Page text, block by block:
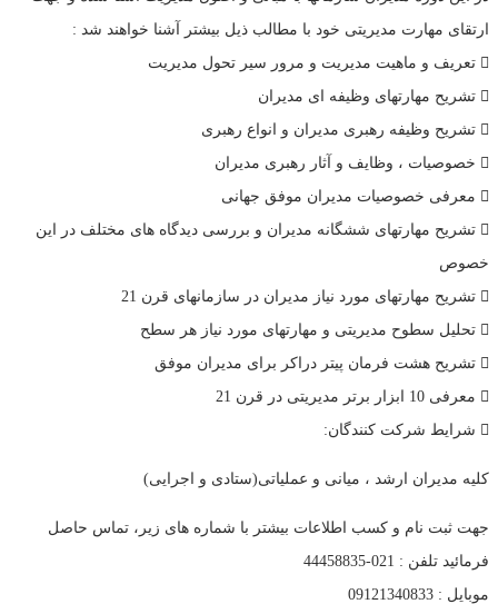
ارتقای مهارت مدیریتی خود با مطالب ذیل بیشتر آشنا خواهند شد :
تعریف و ماهیت مدیریت و مرور سیر تحول مدیریت
تشریح مهارتهای وظیفه ای مدیران
تشریح وظیفه رهبری مدیران و انواع رهبری
خصوصیات ، وظایف و آثار رهبری مدیران
معرفی خصوصیات مدیران موفق جهانی
تشریح مهارتهای ششگانه مدیران و بررسی دیدگاه های مختلف در این
خصوص
تشریح مهارتهای مورد نیاز مدیران در سازمانهای قرن 21
تحلیل سطوح مدیریتی و مهارتهای مورد نیاز هر سطح
تشریح هشت فرمان پیتر دراکر برای مدیران موفق
معرفی 10 ابزار برتر مدیریتی در قرن 21
شرایط شرکت کنندگان:
کلیه مدیران ارشد ، میانی و عملیاتی(ستادی و اجرایی)
جهت ثبت نام و کسب اطلاعات بیشتر با شماره های زیر، تماس حاصل
فرمائید تلفن : 021-44458835
موبایل : 09121340833